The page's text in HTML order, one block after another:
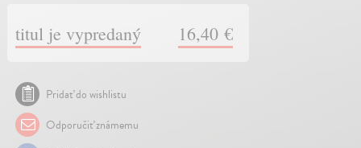
titul je vypredaný 16,40 €
Pridať do wishlistu
Odporučiť známemu